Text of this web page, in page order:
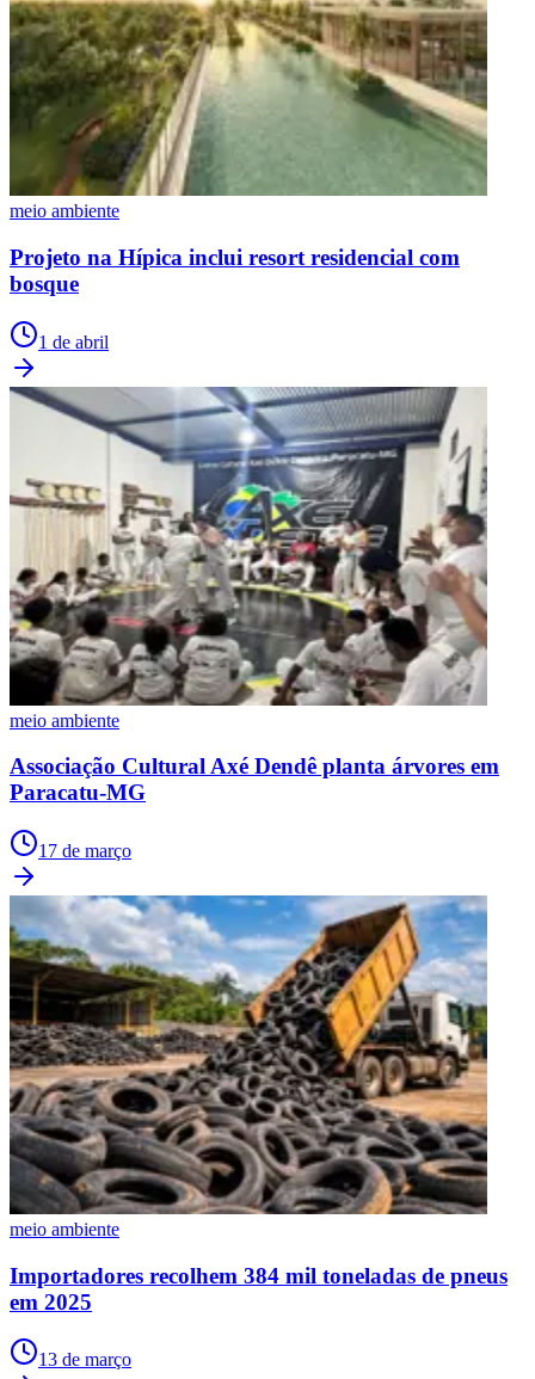
meio ambiente
Projeto na Hípica inclui resort residencial com
bosque
1 de abril
meio ambiente
Associação Cultural Axé Dendê planta árvores em
Paracatu-MG
17 de março
meio ambiente
Importadores recolhem 384 mil toneladas de pneus
em 2025
13 de março